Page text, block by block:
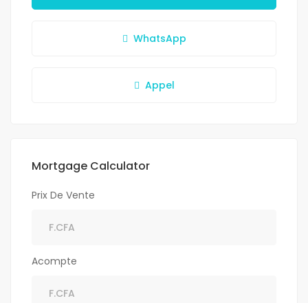
WhatsApp
Appel
Mortgage Calculator
Prix De Vente
Acompte